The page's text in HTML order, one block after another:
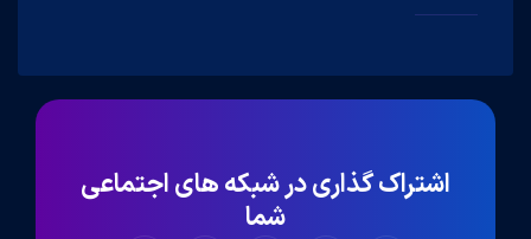
اشتراک گذاری در شبکه های اجتماعی
شما